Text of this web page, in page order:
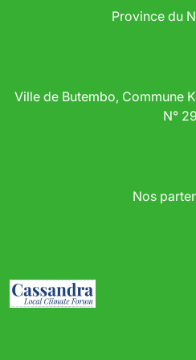
Province du
Ville de Butembo, Commune
N° 29
Nos